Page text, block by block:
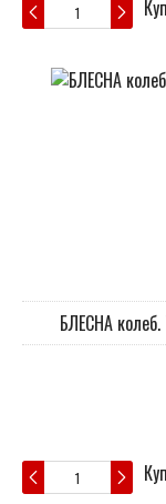
БЛЕСНА